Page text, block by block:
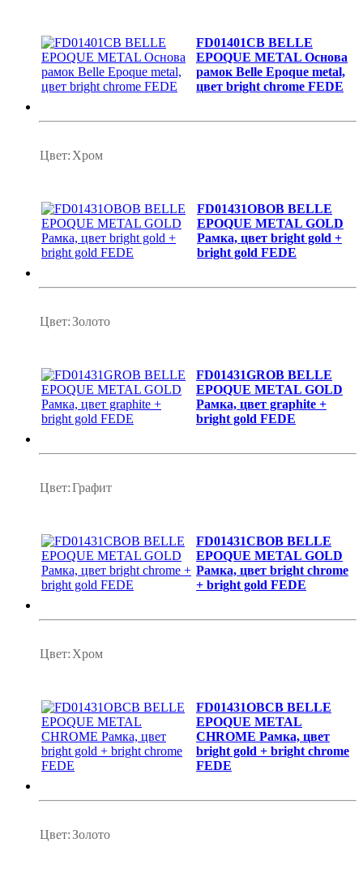
FD01401CB BELLE
EPOQUE METAL Основа
рамок Belle Epoque metal,
цвет bright chrome FEDE
Цвет: Хром
FD01431OBOB BELLE
EPOQUE METAL GOLD
Рамка, цвет bright gold +
bright gold FEDE
Цвет:Золото
FD01431GROB BELLE
EPOQUE METAL GOLD
Рамка, цвет graphite +
bright gold FEDE
Цвет:Графит
FD01431CBOB BELLE
EPOQUE METAL GOLD
Рамка, цвет bright chrome
+ bright gold FEDE
Цвет: Хром
FD01431OBCB BELLE
EPOQUE METAL
CHROME Рамка, цвет
bright gold + bright chrome
FEDE
Цвет:Золото